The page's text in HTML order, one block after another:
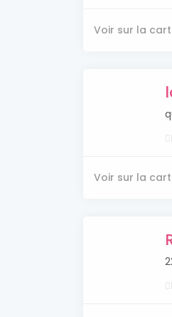
Voir sur la
Voir sur la